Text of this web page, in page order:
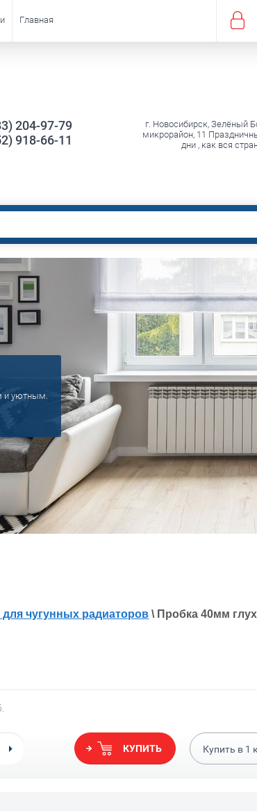
Главная
204-97-79
918-66-11
г. Новосибирск, Зелёный
микрорайон, 11
дни , как вся
и уютным.
чугунных радиаторов \ Пробка 40мм
КУПИТЬ Купить в 1